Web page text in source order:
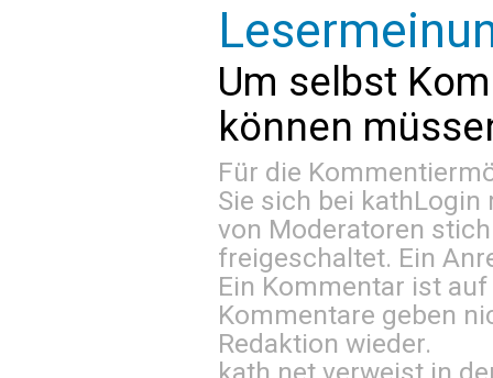
Um selbst
können
Für die
Sie sich bei kathLogin
von Moderatoren
freigeschaltet. Ein
Ein Kommentar ist
Kommentare geben
Redaktion wieder.